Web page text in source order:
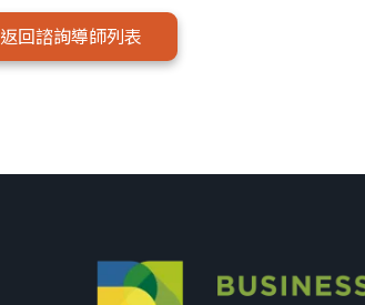
返回諮詢導師列表